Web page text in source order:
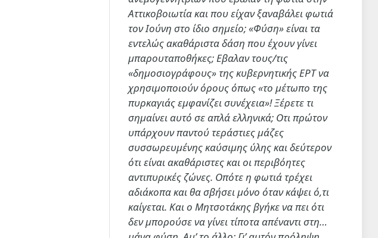
Αττικοβοιωτία και που είχαν ξαναβάλει φωτιά
τον Ιούνη στο ίδιο σημείο; «Φύση» είναι τα
εντελώς ακαθάριστα δάση που έχουν γίνει
μπαρουταποθήκες; Εβαλαν τους/τις
«δημοσιογράφους» της κυβερνητικής ΕΡΤ να
χρησιμοποιούν όρους όπως «το μέτωπο της
πυρκαγιάς εμφανίζει συνέχεια»! Ξέρετε τι
σημαίνει αυτό σε απλά ελληνικά; Οτι πρώτον
υπάρχουν παντού τεράστιες μάζες
συσσωρευμένης καύσιμης ύλης και δεύτερον
ότι είναι ακαθάριστες και οι περιβόητες
αντιπυρικές ζώνες. Οπότε η φωτιά τρέχει
αδιάκοπα και θα σβήσει μόνο όταν κάψει ό,τι
καίγεται. Και ο Μητσοτάκης βγήκε να πει ότι
δεν μπορούσε να γίνει τίποτα απέναντι στη…